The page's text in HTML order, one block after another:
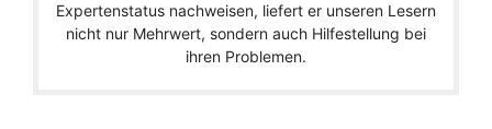
Expertenstatus nachweisen, liefert er unseren Lesern
nicht nur Mehrwert, sondern auch Hilfestellung bei
ihren Problemen.